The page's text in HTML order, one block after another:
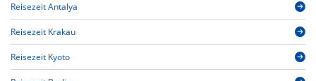
Reisezeit Antalya
Reisezeit Krakau
Reisezeit Kyoto